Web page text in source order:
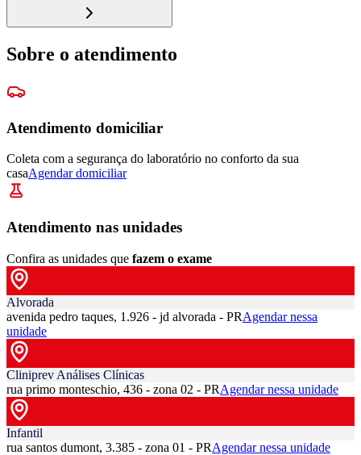
Sobre o atendimento
Atendimento domiciliar
Coleta com a segurança do laboratório no conforto da sua
casaAgendar domiciliar
Atendimento nas unidades
Confira as unidades que fazem o exame
Alvorada
avenida pedro taques, 1.926 - jd alvorada - PRAgendar nessa
unidade
Cliniprev Análises Clínicas
rua primo monteschio, 436 - zona 02 - PRAgendar nessa unidade
Infantil
rua santos dumont, 3.385 - zona 01 - PRAgendar nessa unidade